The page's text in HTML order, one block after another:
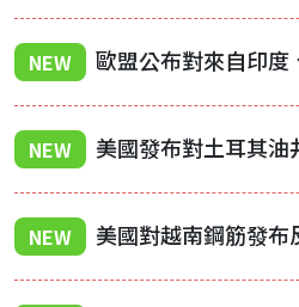
NEW
NEW
NEW 美國對越南鋼筋發布